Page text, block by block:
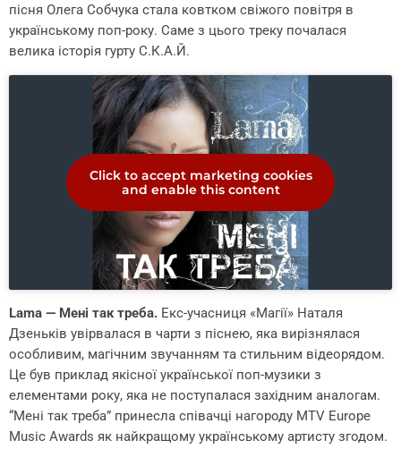
пісня Олега Собчука стала ковтком свіжого повітря в
українському поп-року. Саме з цього треку почалася
велика історія гурту С.К.А.Й.
Click to accept marketing cookies
and enable this content
Lama — Мені так треба. Екс-учасниця «Магії» Наталя
Дзеньків увірвалася в чарти з піснею, яка вирізнялася
особливим, магічним звучанням та стильним відеорядом.
Це був приклад якісної української поп-музики з
елементами року, яка не поступалася західним аналогам.
“Мені так треба” принесла співачці нагороду MTV Europe
Music Awards як найкращому українському артисту згодом.